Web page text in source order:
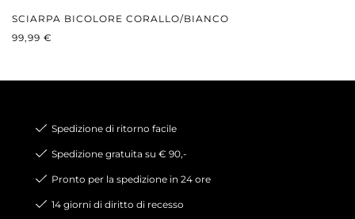
SCIARPA BICOLORE CORALLO/BIANCO
PREZZO NORMALE:
99,99 €
Spedizione di ritorno facile
Spedizione gratuita su € 90,-
Pronto per la spedizione in 24 ore
14 giorni di diritto di recesso